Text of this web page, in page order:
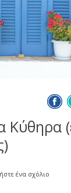
Κύθηρα
ένα σχόλιο